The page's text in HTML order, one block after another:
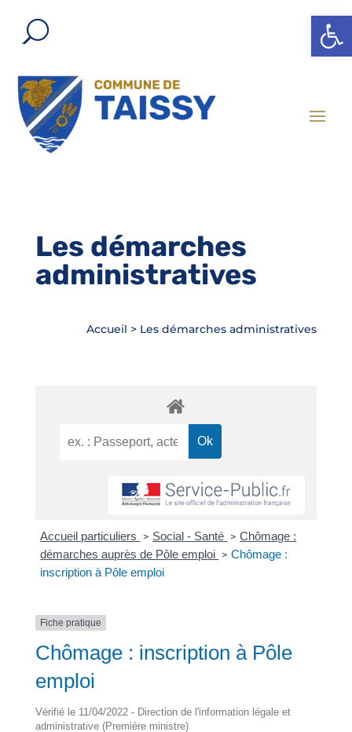
Ouvrir
Les démarches
administratives
Accueil > Les démarches administratives
Accueil particuliers > Social - Santé > Chômage :
démarches auprès de Pôle emploi > Chômage :
inscription à Pôle emploi
Fiche pratique
Chômage : inscription à Pôle
emploi
Vérifié le 11/04/2022 - Direction de l'information légale et
administrative (Première ministre)